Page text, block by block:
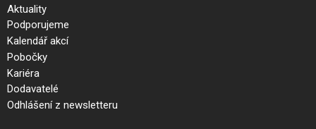
Aktuality
Podporujeme
Kalendář akcí
Pobočky
Kariéra
Dodavatelé
Odhlášení z newsletteru